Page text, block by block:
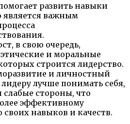
развить навыки
является важным
в свою очередь,
и моральные
строится лидерство.
и личностный
лучше понимать себя,
слабые стороны, что
эффективному
навыков и качеств.